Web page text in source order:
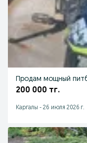
Продам мощный
200 000 тг.
Каргалы - 26 июля 2026 г.